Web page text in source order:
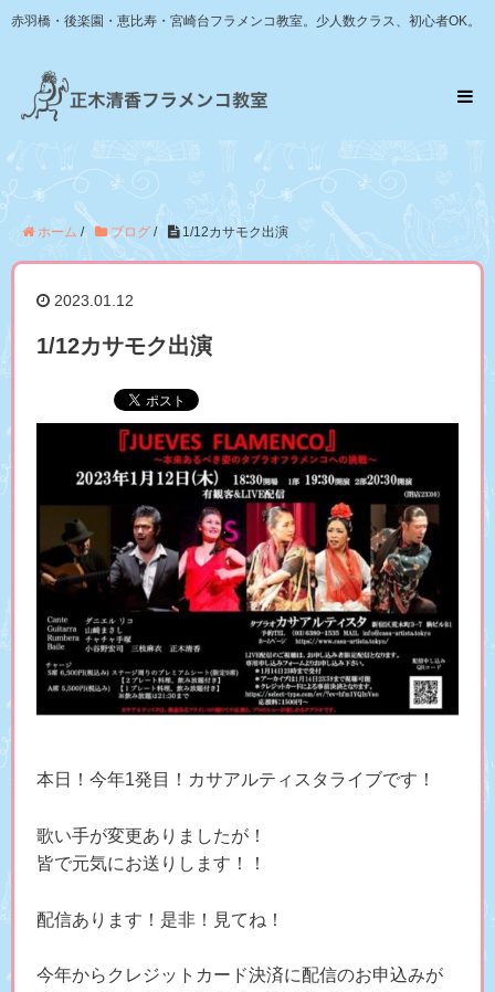
赤羽橋・後楽園・恵比寿・宮崎台フラメンコ教室。少人数クラス、初心者OK。
ホーム / ブログ / 1/12カサモク出演
2023.01.12
1/12カサモク出演
本日！今年1発目！カサアルティスタライブです！
歌い手が変更ありましたが！
皆で元気にお送りします！！
配信あります！是非！見てね！
今年からクレジットカード決済に配信のお申込みが